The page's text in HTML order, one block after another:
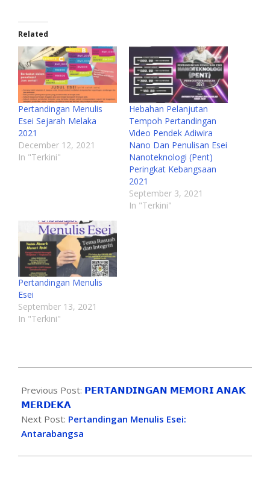
Related
Pertandingan Menulis
Esei Sejarah Melaka
2021
December 12, 2021
In "Terkini"
Hebahan Pelanjutan
Tempoh Pertandingan
Video Pendek Adiwira
Nano Dan Penulisan Esei
Nanoteknologi (Pent)
Peringkat Kebangsaan
2021
September 3, 2021
In "Terkini"
Pertandingan Menulis
Esei
September 13, 2021
In "Terkini"
Previous Post: 𝗣𝗘𝗥𝗧𝗔𝗡𝗗𝗜𝗡𝗚𝗔𝗡 𝗠𝗘𝗠𝗢𝗥𝗜 𝗔𝗡𝗔𝗞
𝗠𝗘𝗥𝗗𝗘𝗞𝗔
Next Post: Pertandingan Menulis Esei:
Antarabangsa